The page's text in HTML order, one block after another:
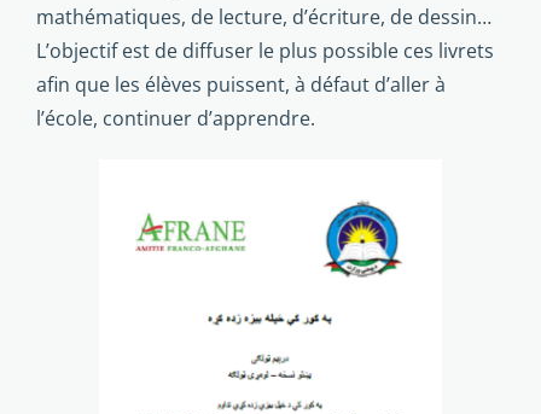
mathématiques, de lecture, d’écriture, de dessin…
L’objectif est de diffuser le plus possible ces livrets
afin que les élèves puissent, à défaut d’aller à
l’école, continuer d’apprendre.